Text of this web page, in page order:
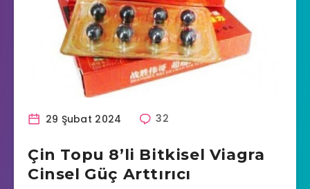
29 Şubat 2024 32
Çin Topu 8’li Bitkisel Viagra
Cinsel Güç Arttırıcı